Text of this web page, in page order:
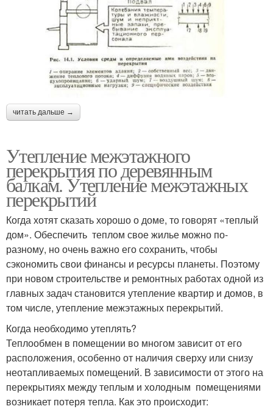
читать дальше →
Утепление межэтажного
перекрытия по деревянным
балкам. Утепление межэтажных
перекрытий
Когда хотят сказать хорошо о доме, то говорят «теплый
дом». Обеспечить теплом свое жилье можно по-
разному, но очень важно его сохранить, чтобы
сэкономить свои финансы и ресурсы планеты. Поэтому
при новом строительстве и ремонтных работах одной из
главных задач становится утепление квартир и домов, в
том числе, утепление межэтажных перекрытий.
Когда необходимо утеплять?
Теплообмен в помещении во многом зависит от его
расположения, особенно от наличия сверху или снизу
неотапливаемых помещений. В зависимости от этого на
перекрытиях между теплым и холодным помещениями
возникает потеря тепла. Как это происходит: